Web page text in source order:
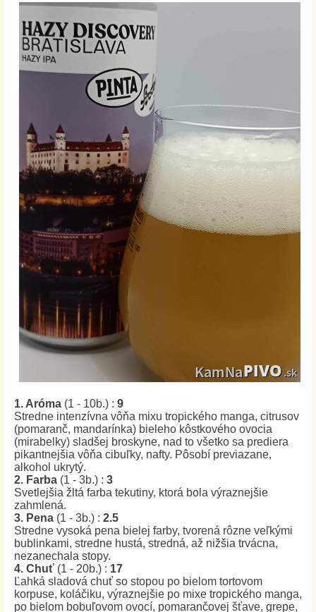
1. Aróma (1 - 10b.) : 9
Stredne intenzívna vôňa mixu tropického manga, citrusov
(pomaranč, mandarínka) bieleho kôstkového ovocia
(mirabelky) sladšej broskyne, nad to všetko sa prediera
pikantnejšia vôňa cibuľky, nafty. Pôsobí previazane,
alkohol ukrytý.
2. Farba (1 - 3b.) : 3
Svetlejšia žltá farba tekutiny, ktorá bola výraznejšie
zahmlená.
3. Pena (1 - 3b.) : 2.5
Stredne vysoká pena bielej farby, tvorená rôzne veľkými
bublinkami, stredne hustá, stredná, až nižšia trvácna,
nezanechala stopy.
4. Chuť (1 - 20b.) : 17
Ľahká sladová chuť so stopou po bielom tortovom
korpuse, koláčiku, výraznejšie po mixe tropického manga,
po bielom bobuľovom ovocí, pomarančovej šťave, grepe,